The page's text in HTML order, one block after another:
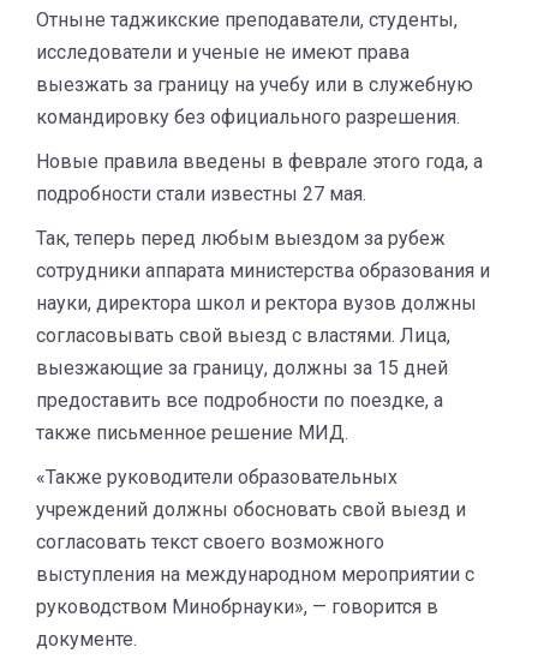
Отныне таджикские преподаватели, студенты,
исследователи и ученые не имеют права
выезжать за границу на учебу или в служебную
командировку без официального разрешения.
Новые правила введены в феврале этого года, а
подробности стали известны 27 мая.
Так, теперь перед любым выездом за рубеж
сотрудники аппарата министерства образования и
науки, директора школ и ректора вузов должны
согласовывать свой выезд с властями. Лица,
выезжающие за границу, должны за 15 дней
предоставить все подробности по поездке, а
также письменное решение МИД.
«Также руководители образовательных
учреждений должны обосновать свой выезд и
согласовать текст своего возможного
выступления на международном мероприятии с
руководством Минобрнауки», — говорится в
документе.